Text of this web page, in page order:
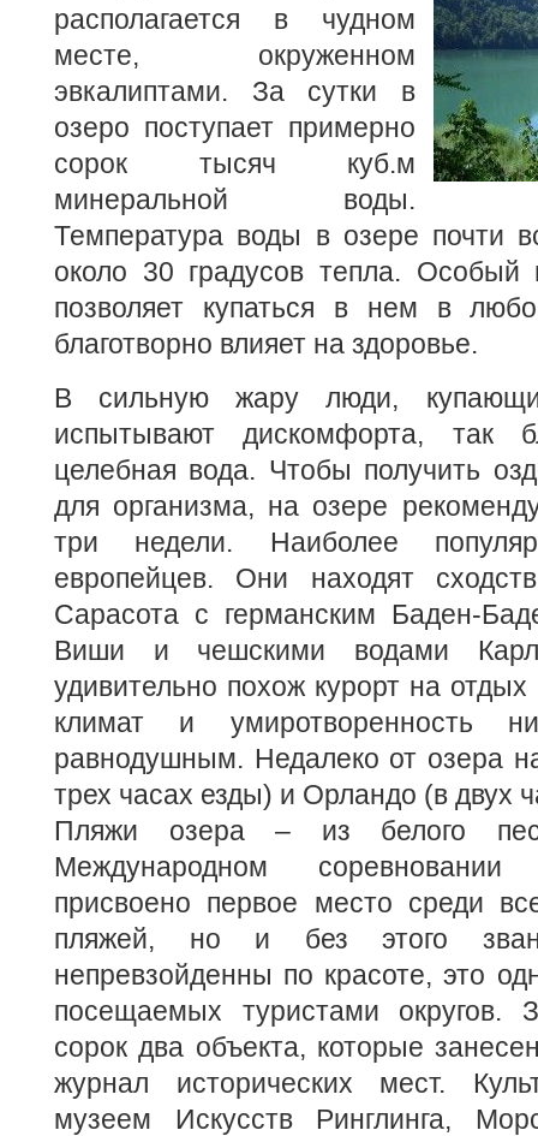
располагается в чудном
месте, окруженном
эвкалиптами. За сутки в
озеро поступает примерно
сорок тысяч куб.м
минеральной воды.
Температура воды в озере почти
около 30 градусов тепла. Особый
позволяет купаться в нем в
благотворно влияет на здоровье.
В сильную жару люди,
испытывают дискомфорта, так
целебная вода. Чтобы получить
для организма, на озере
три недели. Наиболее
европейцев. Они находят
Сарасота с германским Баден-
Виши и чешскими водами
удивительно похож курорт на
климат и умиротворенность
равнодушным. Недалеко от озера
трех часах езды) и Орландо (в двух
Пляжи озера – из белого
Международном
присвоено первое место среди
пляжей, но и без этого
непревзойденны по красоте, это
посещаемых туристами округов.
сорок два объекта, которые
журнал исторических мест.
музеем Искусств Ринглинга,